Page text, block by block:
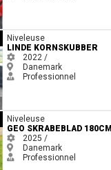
Niveleuse
LINDE KORNSKUBBER
2022 /
Danemark
Professionnel
Niveleuse
GEO SKRABEBLAD 180CM
2025 /
Danemark
Professionnel